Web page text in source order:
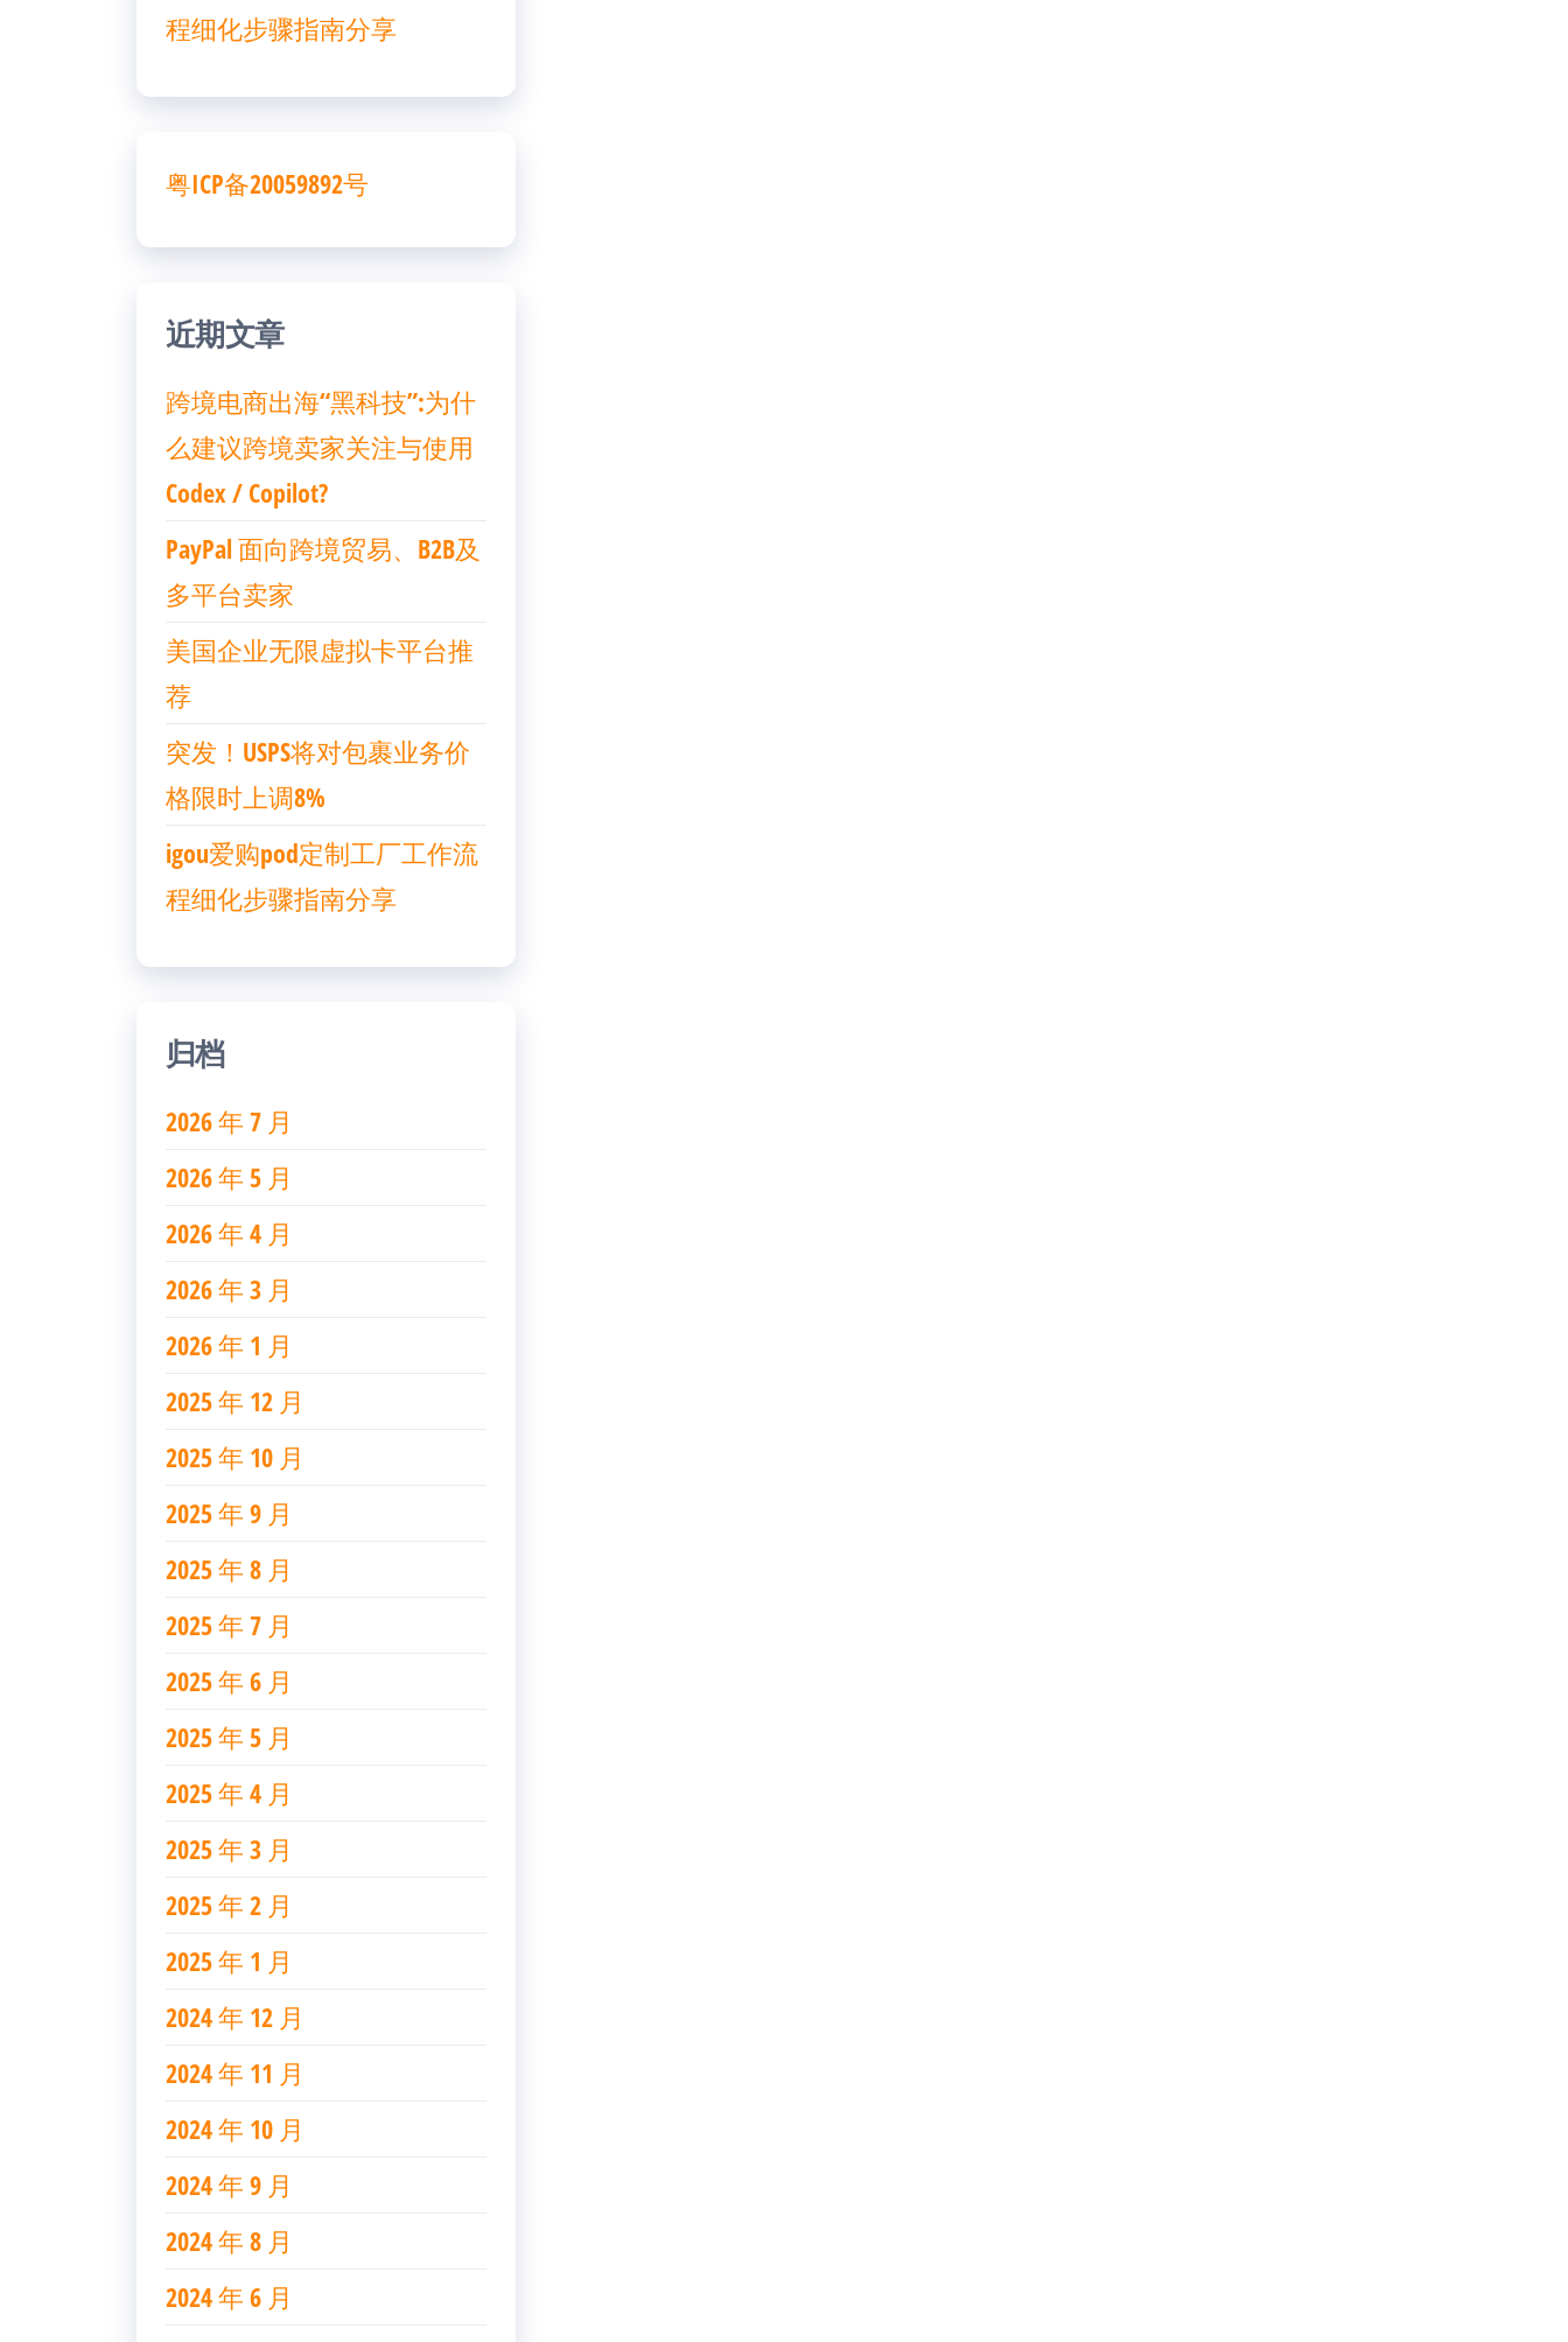
程细化步骤指南分享
粤ICP备20059892号
近期文章
跨境电商出海“黑科技”:为什
么建议跨境卖家关注与使用
Codex / Copilot?
PayPal 面向跨境贸易、B2B及
多平台卖家
美国企业无限虚拟卡平台推
荐
突发！USPS将对包裹业务价
格限时上调8%
igou爱购pod定制工厂工作流
程细化步骤指南分享
归档
2026 年 7 月
2026 年 5 月
2026 年 4 月
2026 年 3 月
2026 年 1 月
2025 年 12 月
2025 年 10 月
2025 年 9 月
2025 年 8 月
2025 年 7 月
2025 年 6 月
2025 年 5 月
2025 年 4 月
2025 年 3 月
2025 年 2 月
2025 年 1 月
2024 年 12 月
2024 年 11 月
2024 年 10 月
2024 年 9 月
2024 年 8 月
2024 年 6 月